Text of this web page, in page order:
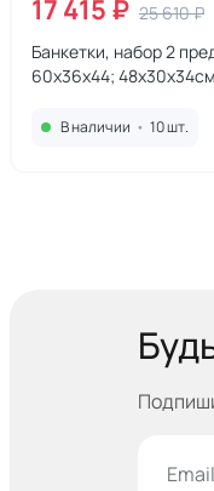
17 415 ₽ 25 610 ₽
Банкетки, набор 2
60х36х44;
В наличии • 10 шт.